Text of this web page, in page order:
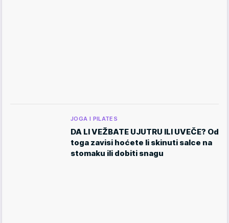
JOGA I PILATES
DA LI VEŽBATE UJUTRU ILI UVEČE? Od
toga zavisi hoćete li skinuti salce na
stomaku ili dobiti snagu